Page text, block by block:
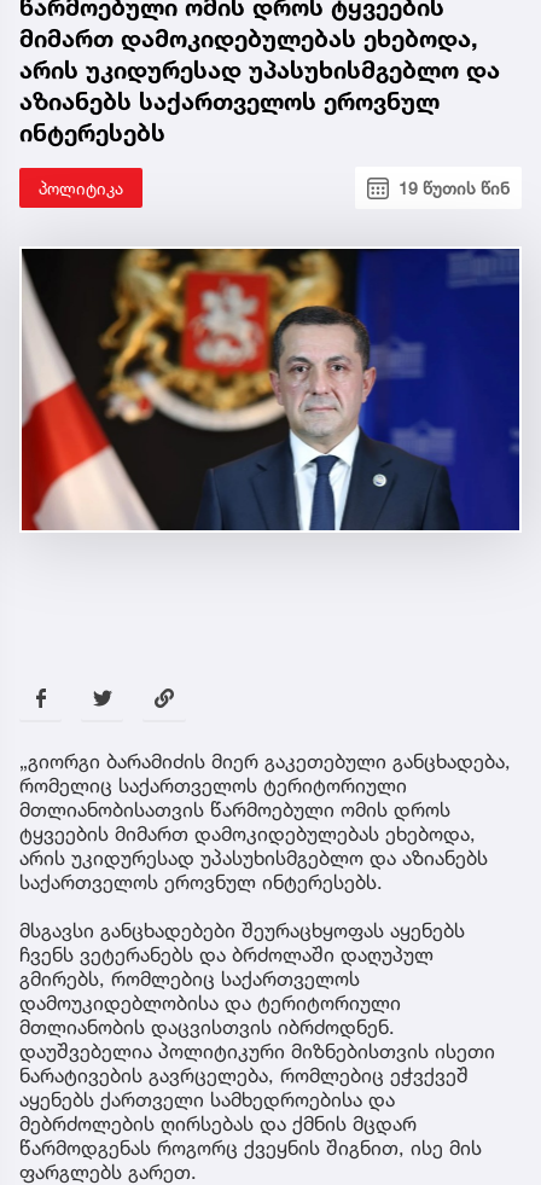
წარმოებული ომის დროს ტყვეების
მიმართ დამოკიდებულებას ეხებოდა,
არის უკიდურესად უპასუხისმგებლო და
აზიანებს საქართველოს ეროვნულ
ინტერესებს
პოლიტიკა 19 წუთის წინ
„გიორგი ბარამიძის მიერ გაკეთებული განცხადება,
რომელიც საქართველოს ტერიტორიული
მთლიანობისათვის წარმოებული ომის დროს
ტყვეების მიმართ დამოკიდებულებას ეხებოდა,
არის უკიდურესად უპასუხისმგებლო და აზიანებს
საქართველოს ეროვნულ ინტერესებს.
მსგავსი განცხადებები შეურაცხყოფას აყენებს
ჩვენს ვეტერანებს და ბრძოლაში დაღუპულ
გმირებს, რომლებიც საქართველოს
დამოუკიდებლობისა და ტერიტორიული
მთლიანობის დაცვისთვის იბრძოდნენ.
დაუშვებელია პოლიტიკური მიზნებისთვის ისეთი
ნარატივების გავრცელება, რომლებიც ეჭვქვეშ
აყენებს ქართველი სამხედროებისა და
მებრძოლების ღირსებას და ქმნის მცდარ
წარმოდგენას როგორც ქვეყნის შიგნით, ისე მის
ფარგლებს გარეთ.